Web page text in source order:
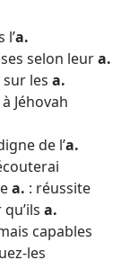
l’a.
selon leura.
sur les a.
à Jéhovah
de l’a.
a. : réussite
a.
capables
​les